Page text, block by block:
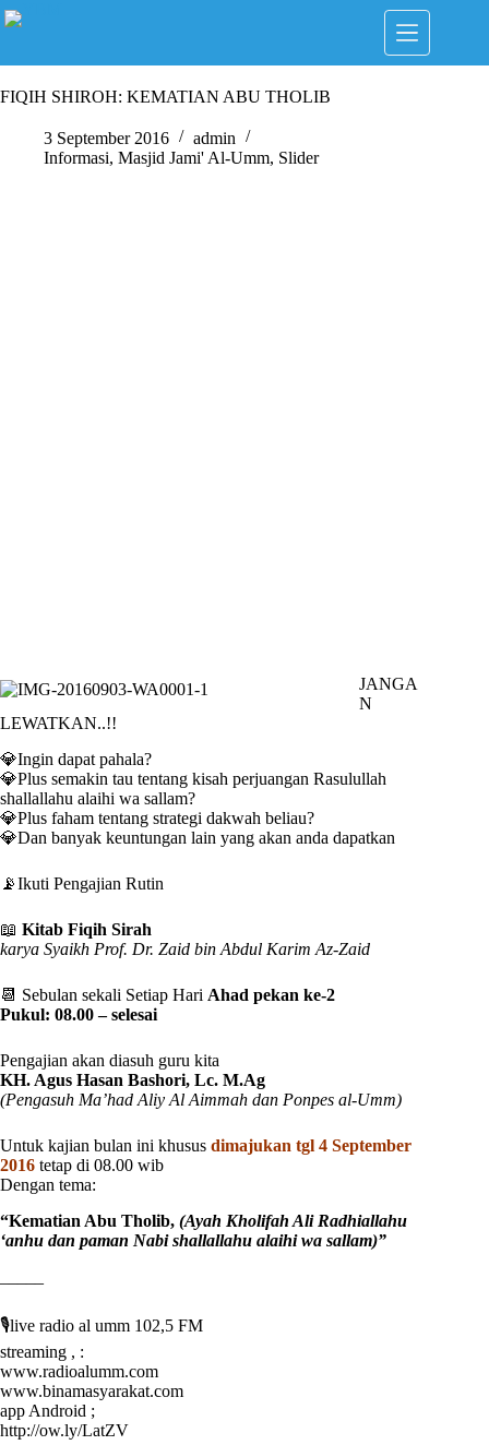
Skip
to
FIQIH SHIROH: KEMATIAN ABU THOLIB
3 September 2016
admin
Informasi, Masjid Jami' Al-Umm, Slider
JANGA
N
LEWATKAN..!!
💎Ingin dapat pahala?
💎Plus semakin tau tentang kisah perjuangan Rasulullah
shallallahu alaihi wa sallam?
💎Plus faham tentang strategi dakwah beliau?
💎Dan banyak keuntungan lain yang akan anda dapatkan
📡Ikuti Pengajian Rutin
📖 Kitab Fiqih Sirah
karya Syaikh Prof. Dr. Zaid bin Abdul Karim Az-Zaid
📆 Sebulan sekali Setiap Hari Ahad pekan ke-2
Pukul: 08.00 – selesai
Pengajian akan diasuh guru kita
KH. Agus Hasan Bashori, Lc. M.Ag
(Pengasuh Ma’had Aliy Al Aimmah dan Ponpes al-Umm)
Untuk kajian bulan ini khusus dimajukan tgl 4 September
2016 tetap di 08.00 wib
Dengan tema:
“Kematian Abu Tholib, (Ayah Kholifah Ali Radhiallahu
‘anhu dan paman Nabi shallallahu alaihi wa sallam)”
🎙live radio al umm 102,5 FM
streaming , :
www.radioalumm.com
www.binamasyarakat.com
app Android ;
http://ow.ly/LatZV